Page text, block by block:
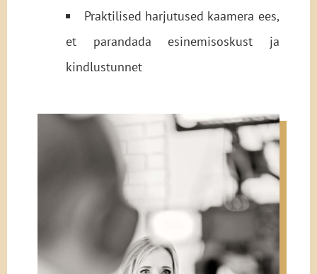
Praktilised harjutused kaamera ees,
et parandada esinemisoskust ja
kindlustunnet